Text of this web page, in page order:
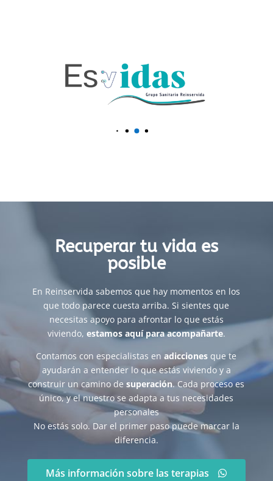
Recuperar tu vida es
posible
En Reinservida sabemos que hay momentos en los
que todo parece cuesta arriba. Si sientes que
necesitas apoyo para afrontar lo que estás
viviendo, estamos aquí para acompañarte.
Contamos con especialistas enadicciones que te
ayudarán a entender lo que estás viviendo y a
construir un camino desuperación. Cada proceso es
único, y el nuestro se adapta a tus necesidades
personales
No estás solo. Dar el primer paso puede marcar la
diferencia.
Más información sobre las terapias